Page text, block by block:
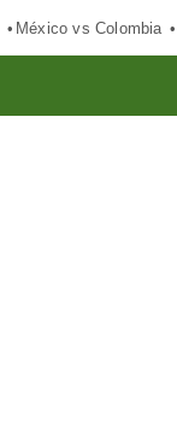
México vs Colombia